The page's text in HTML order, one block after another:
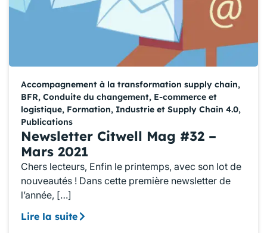
Accompagnement à la transformation supply chain,
BFR, Conduite du changement, E-commerce et
logistique, Formation, Industrie et Supply Chain 4.0,
Publications
Newsletter Citwell Mag #32 –
Mars 2021
Chers lecteurs, Enfin le printemps, avec son lot de
nouveautés ! Dans cette première newsletter de
l’année, […]
Lire la suite